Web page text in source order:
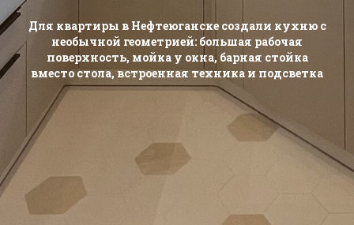
Для квартиры в Нефтеюганске создали кухню с
необычной геометрией: большая рабочая
поверхность, мойка у окна, барная стойка
вместо стола, встроенная техника и подсветка